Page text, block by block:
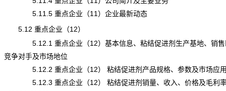
5.11.5 重点企业（11）企业最新动态
5.12 重点企业（12）
5.12.1 重点企业（12）基本信息、粘结促进剂生产基地、销售
竞争对手及市场地位
5.12.2 重点企业（12） 粘结促进剂产品规格、参数及市场应
5.12.3 重点企业（12） 粘结促进剂销量、收入、价格及毛利